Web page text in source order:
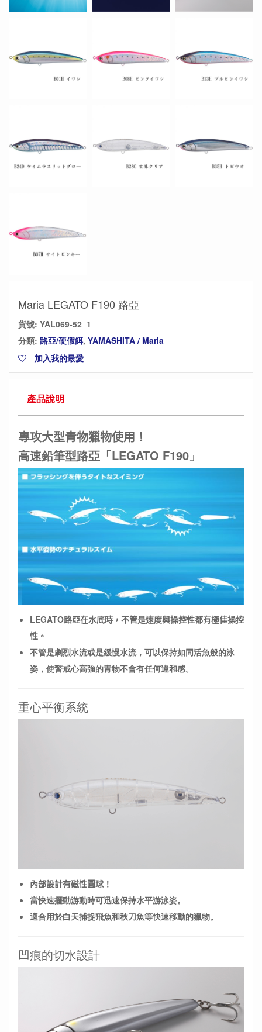
Maria LEGATO F190 路亞
貨號: YAL069-52_1
分類: 路亞/硬假餌, YAMASHITA / Maria
加入我的最愛
產品說明
專攻大型青物獵物使用 ！
高速鉛筆型路亞「LEGATO F190」
LEGATO路亞在水底時，不管是速度與操控性都有極佳操控
性。
不管是劇烈水流或是緩慢水流，可以保持如同活魚般的泳
姿，使警戒心高強的青物不會有任何違和感。
重心平衡系統
內部設計有磁性圓球！
當快速擺動游動時可迅速保持水平游泳姿。
適合用於白天捕捉飛魚和秋刀魚等快速移動的獵物。
凹痕的切水設計